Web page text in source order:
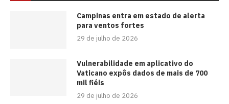
Campinas entra em estado de alerta
para ventos fortes
29 de julho de 2026
Vulnerabilidade em aplicativo do
Vaticano expôs dados de mais de 700
mil fiéis
29 de julho de 2026